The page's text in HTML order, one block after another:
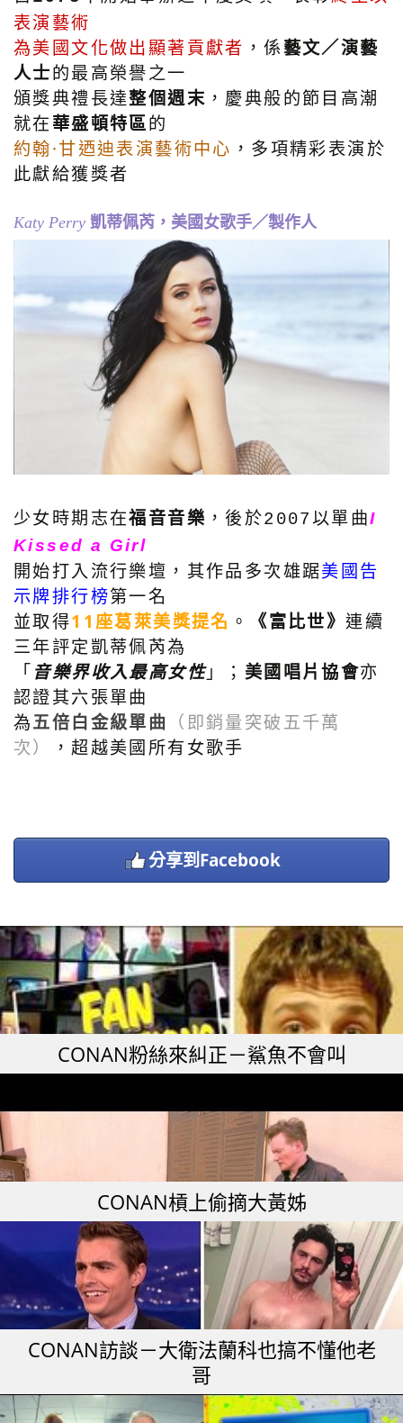
表演藝術
為美國文化做出顯著貢獻者 ，係藝文／演藝
人士的最高榮譽之一
頒獎典禮長達整個週末 ，慶典般的節目高潮
就在華盛頓特區的
約翰·甘迺迪表演藝術中心 ，多項精彩表演於
此獻給獲獎者
Katy Perry 凱蒂佩芮，美國女歌手／製作人
少女時期志在福音音樂 ，後於2007以單曲I
Kissed a Girl
開始打入流行樂壇，其作品多次雄踞美國告
示牌排行榜第一名
並取得11座葛萊美獎提名 。 《富比世》連續
三年評定凱蒂佩芮為
「音樂界收入最高女性」； 美國唱片協會亦
認證其六張單曲
為五倍白金級單曲 （即銷量突破五千萬
次）
，超越美國所有女歌手
分享到Facebook
CONAN粉絲來糾正－鯊魚不會叫
CONAN槓上偷摘大黃姊
CONAN訪談－大衛法蘭科也搞不懂他老
哥